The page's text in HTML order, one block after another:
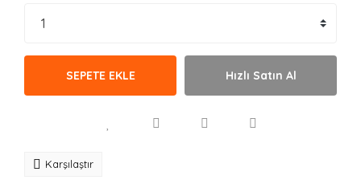
SEPETE EKLE Hızlı Satın Al
Karşılaştır